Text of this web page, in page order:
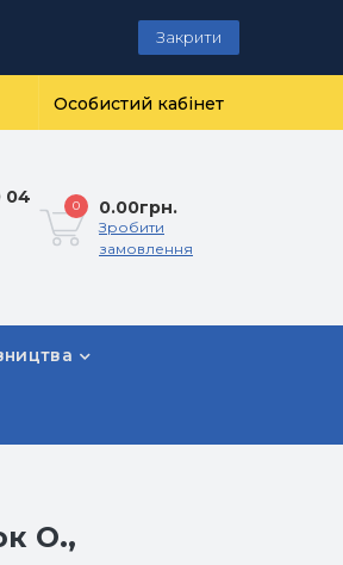
Закрити
Особистий кабінет
04 0 0.00грн.
Зробити
замовлення
О.,